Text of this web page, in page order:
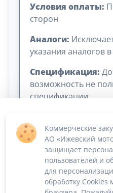
Условия оплаты:
сторон
Аналоги:
указания аналогов
Спецификация:
возможность не
спецификации
Коммерческие
АО «Ижевский
защищает
пользователей и
для
обработку